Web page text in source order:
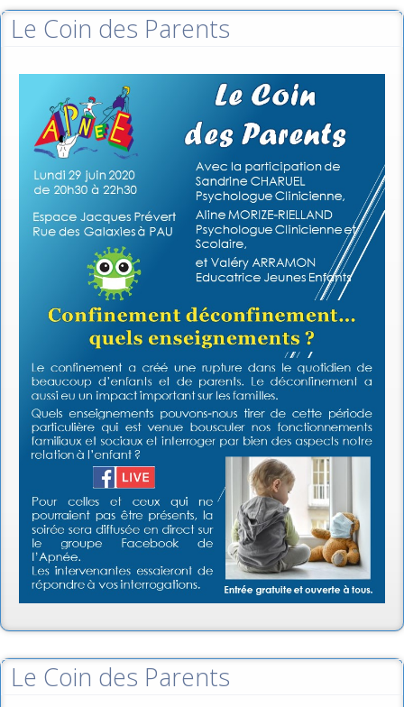
Le Coin des Parents
Le Coin des Parents